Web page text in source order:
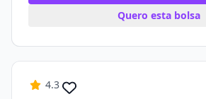
Quero esta bolsa
4.3